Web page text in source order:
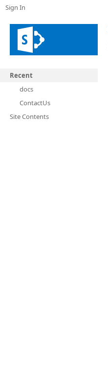
Sign In
Recent
docs
ContactUs
Site Contents